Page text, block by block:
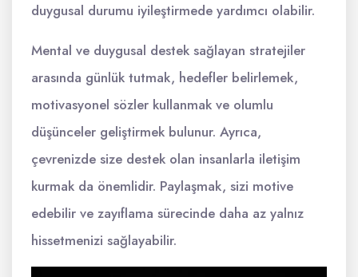
duygusal durumu iyileştirmede yardımcı olabilir.
Mental ve duygusal destek sağlayan stratejiler
arasında günlük tutmak, hedefler belirlemek,
motivasyonel sözler kullanmak ve olumlu
düşünceler geliştirmek bulunur. Ayrıca,
çevrenizde size destek olan insanlarla iletişim
kurmak da önemlidir. Paylaşmak, sizi motive
edebilir ve zayıflama sürecinde daha az yalnız
hissetmenizi sağlayabilir.